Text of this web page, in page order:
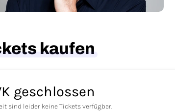
kaufen
geschlossen
sind leider keine Tickets verfügbar.